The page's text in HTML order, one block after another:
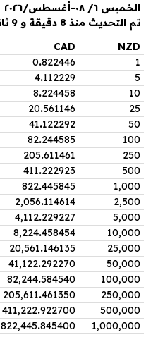
الخميس ٦/ ٠٨-أغسطس/٢٠٢٦
تم التحديث منذ 8 دقيقة و 9 ثانية
NZD
CAD
1
0.822446
5
4.112229
10
8.224458
25
20.561146
50
41.122292
100
82.244585
250
205.611461
500
411.222923
1,000
822.445845
2,500
2,056.114614
5,000
4,112.229227
10,000
8,224.458454
25,000
20,561.146135
50,000
41,122.292270
100,000
82,244.584540
250,000
205,611.461350
500,000
411,222.922700
1,000,000
822,445.845400